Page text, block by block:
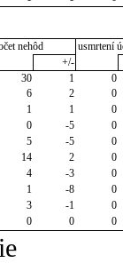
nehôd
usmrtení
+/-
30 1
0
6 2
0
1 1
0
0 -5
0
5 -5
0
14 2
0
4 -3
0
1 -8
0
3 -1
0
0 0 0